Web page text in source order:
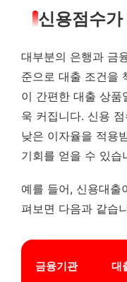
신용점수
대부분의 은행과 금
준으로 대출 조건을
이 간편한 대출 상품
욱 커집니다. 신용
낮은 이자율을 적용
기회를 얻을 수 있습
예를 들어, 신용대출
펴보면 다음과 같습
금융기관 대